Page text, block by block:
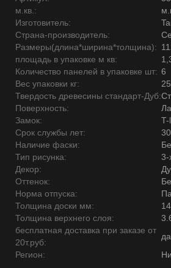
м.кв.:
Изготовитель:
Страна-производитель:
Размеры(длина*ширина*толщина):
площадь в упаковке м кв:
Количество панелей в упаковке шт: 6
Вес упаковки кг:
25
Твердость древесины стандарт-Дуб:
Поверхность:
Замок:
T-
Срок службы лет:
30
Наличие фаски:
Тип рисунка:
3-
Декор:
Оттенок:
Норма отпуска:
Толщина доски мм:
14
Толщина верхнего слоя:
бесплатная доставка при заказе от
20т.руб:
да
Регион: